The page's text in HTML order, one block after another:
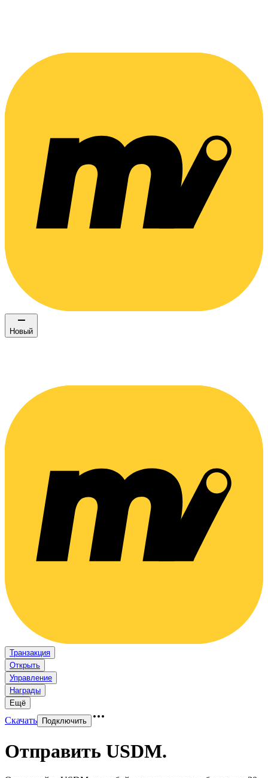
Новый
Транзакция
Открыть
Управление
Награды
Ещё
Скачать Подключить
Отправить USDM.